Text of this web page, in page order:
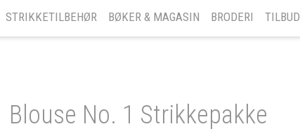
STRIKKETILBEHØR BØKER & MAGASIN BRODERI TILBUD
Blouse No. 1 Strikkepakke